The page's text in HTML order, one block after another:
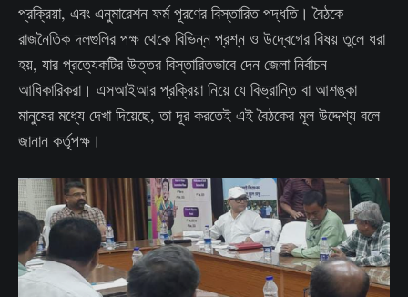
প্রক্রিয়া, এবং এনুমারেশন ফর্ম পূরণের বিস্তারিত পদ্ধতি। বৈঠকে
রাজনৈতিক দলগুলির পক্ষ থেকে বিভিন্ন প্রশ্ন ও উদ্বেগের বিষয় তুলে ধরা
হয়, যার প্রত্যেকটির উত্তর বিস্তারিতভাবে দেন জেলা নির্বাচন
আধিকারিকরা। এসআইআর প্রক্রিয়া নিয়ে যে বিভ্রান্তি বা আশঙ্কা
মানুষের মধ্যে দেখা দিয়েছে, তা দূর করতেই এই বৈঠকের মূল উদ্দেশ্য বলে
জানান কর্তৃপক্ষ।